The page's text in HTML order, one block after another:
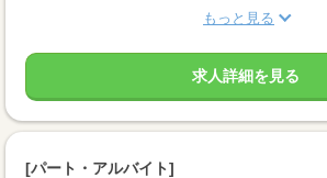
もっと見る
求人詳細を見る
[パート・アルバイト]